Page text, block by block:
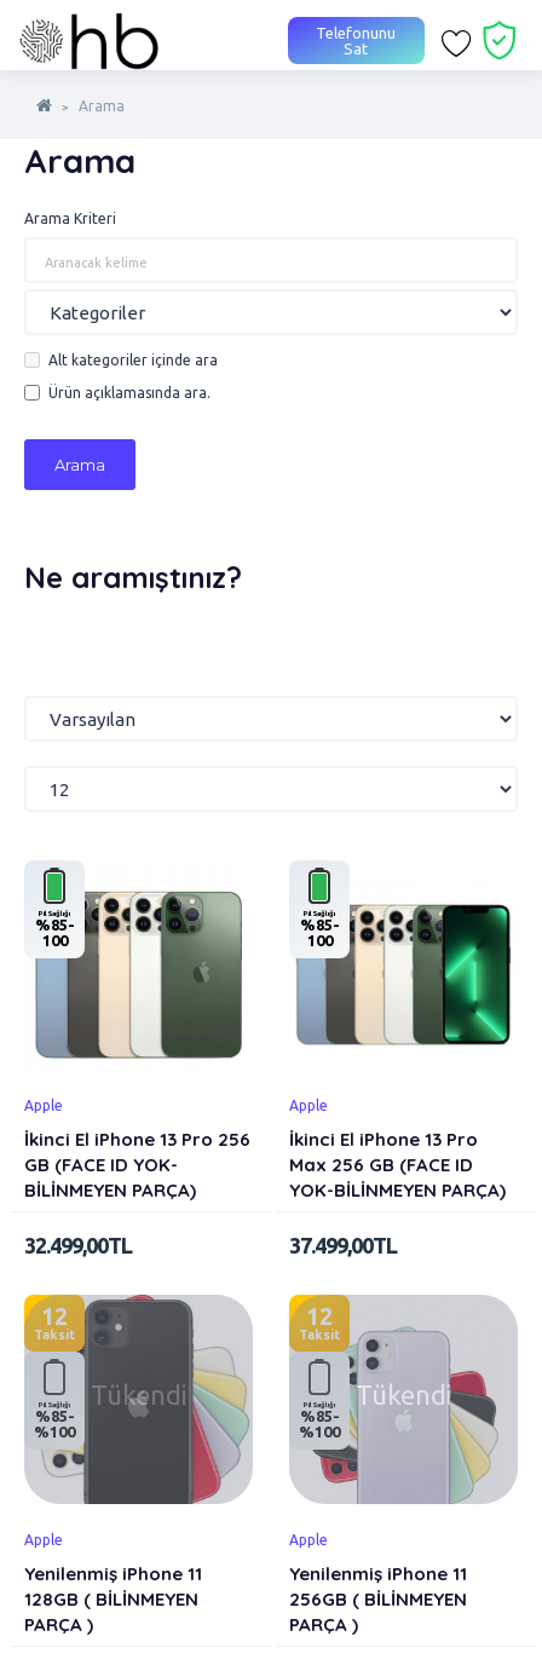
Telefonunu
Sat
Arama
Arama
Arama Kriteri
Alt kategoriler içinde ara
Ürün açıklamasında ara.
Ne aramıştınız?
Pil Sağlığı
%85-
100
Apple
İkinci El iPhone 13 Pro 256
GB (FACE ID YOK-
BİLİNMEYEN PARÇA)
32.499,00TL
Pil Sağlığı
%85-
100
Apple
İkinci El iPhone 13 Pro
Max 256 GB (FACE ID
YOK-BİLİNMEYEN PARÇA)
37.499,00TL
Tükendi
12
Taksit
Pil Sağlığı
%85-
%100
Apple
Yenilenmiş iPhone 11
128GB ( BİLİNMEYEN
PARÇA )
Tükendi
12
Taksit
Pil Sağlığı
%85-
%100
Apple
Yenilenmiş iPhone 11
256GB ( BİLİNMEYEN
PARÇA )